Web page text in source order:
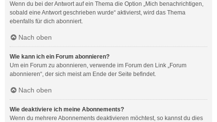
Wenn du bei der Antwort auf ein Thema die Option „Mich benachrichtigen,
sobald eine Antwort geschrieben wurde“ aktivierst, wird das Thema
ebenfalls für dich abonniert.
Nach oben
Wie kann ich ein Forum abonnieren?
Um ein Forum zu abonnieren, verwende im Forum den Link „Forum
abonnieren“, der sich meist am Ende der Seite befindet.
Nach oben
Wie deaktiviere ich meine Abonnements?
Wenn du mehrere Abonnements deaktivieren möchtest, so kannst du dies